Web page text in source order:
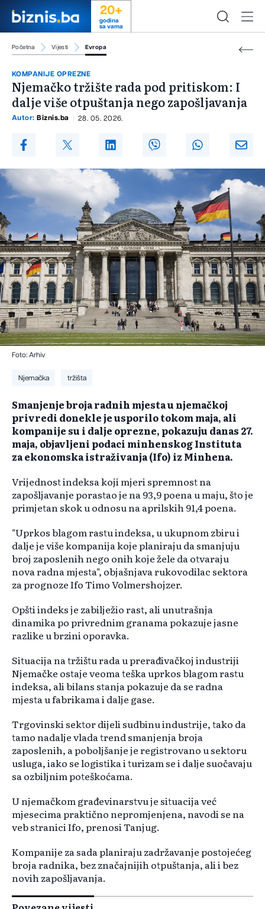
20+
godina
sa vama
Početna Vijesti Evropa
KOMPANIJE OPREZNE
Njemačko tržište rada pod pritiskom: I
dalje više otpuštanja nego zapošljavanja
Autor: Biznis.ba 28. 05. 2026.
Foto: Arhiv
Njemačka tržišta
Smanjenje broja radnih mjesta u njemačkoj
privredi donekle je usporilo tokom maja, ali
kompanije su i dalje oprezne, pokazuju danas 27.
maja, objavljeni podaci minhenskog Instituta
za ekonomska istraživanja (Ifo) iz Minhena.
Vrijednost indeksa koji mjeri spremnost na
zapošljavanje porastao je na 93,9 poena u maju, što je
primjetan skok u odnosu na aprilskih 91,4 poena.
"Uprkos blagom rastu indeksa, u ukupnom zbiru i
dalje je više kompanija koje planiraju da smanjuju
broj zaposlenih nego onih koje žele da otvaraju
nova radna mjesta", objašnjava rukovodilac sektora
za prognoze Ifo Timo Volmershojzer.
Opšti indeks je zabilježio rast, ali unutrašnja
dinamika po privrednim granama pokazuje jasne
razlike u brzini oporavka.
Situacija na tržištu rada u prerađivačkoj industriji
Njemačke ostaje veoma teška uprkos blagom rastu
indeksa, ali bilans stanja pokazuje da se radna
mjesta u fabrikama i dalje gase.
Trgovinski sektor dijeli sudbinu industrije, tako da
tamo nadalje vlada trend smanjenja broja
zaposlenih, a poboljšanje je registrovano u sektoru
usluga, iako se logistika i turizam se i dalje suočavaju
sa ozbiljnim poteškoćama.
U njemačkom građevinarstvu je situacija već
mjesecima praktično nepromjenjena, navodi se na
veb stranici Ifo, prenosi Tanjug.
Kompanije za sada planiraju zadržavanje postojećeg
broja radnika, bez značajnijih otpuštanja, ali i bez
novih zapošljavanja.